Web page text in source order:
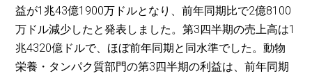
益が1兆43億1900万ドルとなり、前年同期比で2億8100
万ドル減少したと発表しました。第3四半期の売上高は1
兆4320億ドルで、ほぼ前年同期と同水準でした。動物
栄養・タンパク質部門の第3四半期の利益は、前年同期